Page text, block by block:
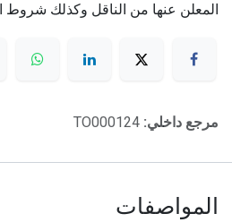
المعلن عنها من الناقل وكذلك شروط
مرجع داخلي: TO000124
المواصفات